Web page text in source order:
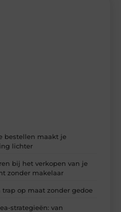
bestellen maakt je
lichter
bij het verkopen van je
zonder makelaar
trap op maat zonder gedoe
strategieën: van